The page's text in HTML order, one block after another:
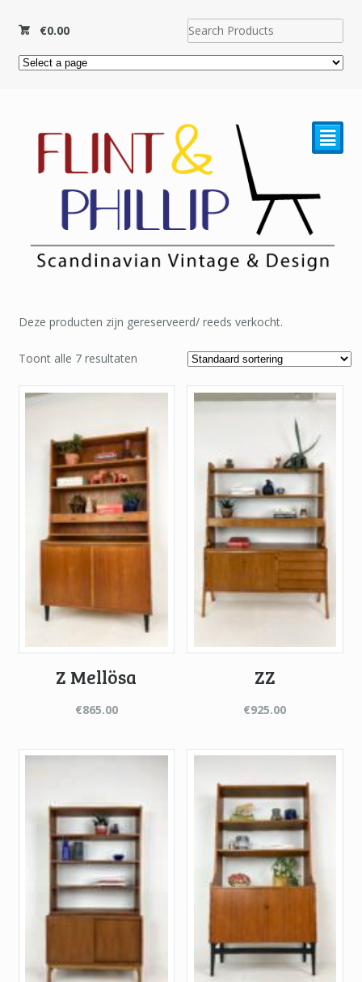
€0.00
²
Deze producten zijn gereserveerd/ reeds verkocht.
Toont alle 7 resultaten
Z Mellösa
€865.00
ZZ
€925.00